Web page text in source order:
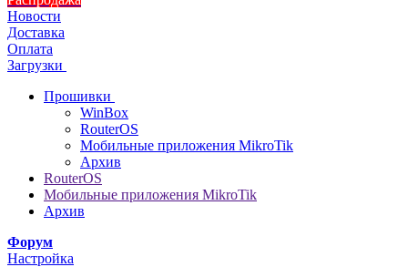
Новости
Доставка
Оплата
Загрузки
Прошивки
WinBox
RouterOS
Мобильные приложения MikroTik
Архив
RouterOS
Мобильные приложения MikroTik
Архив
Форум
Настройка